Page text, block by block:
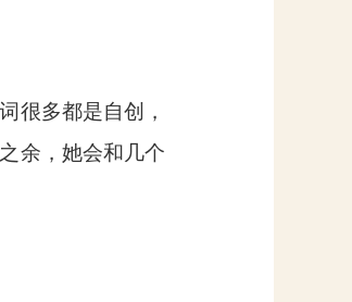
很多都是自创，
余，她会和几个